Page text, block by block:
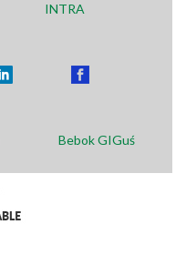
INTRA
Bebok GIGuś